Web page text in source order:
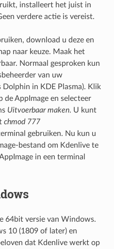
installeert het juist in
verdere actie is vereist.
download u deze en
naar keuze. Maak het
Normaal gesproken kun
van uw
Dolphin in KDE Plasma). Klik
AppImage en selecteer
Uitvoerbaar maken. U kunt
chmod 777
gebruiken. Nu kun u
bestand om Kdenlive te
in een terminal
64bit versie van Windows.
10 (1809 of later) en
dat Kdenlive werkt op